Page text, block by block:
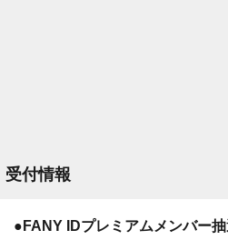
受付情報
●FANY IDプレミアムメンバー